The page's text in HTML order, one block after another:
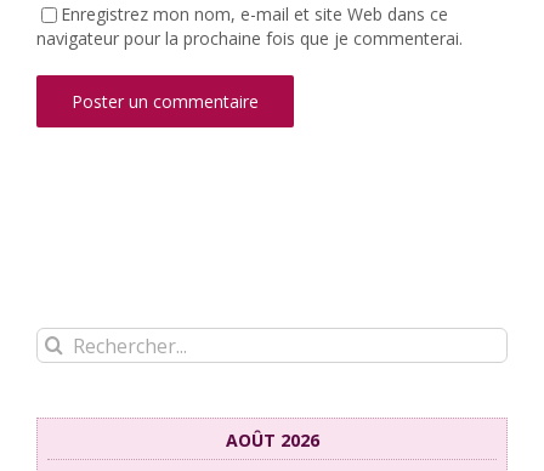
Enregistrez mon nom, e-mail et site Web dans ce
navigateur pour la prochaine fois que je commenterai.
Rechercher:
AOÛT 2026